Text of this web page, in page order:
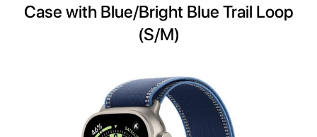
Case with Blue/Bright Blue Trail Loop
(S/M)